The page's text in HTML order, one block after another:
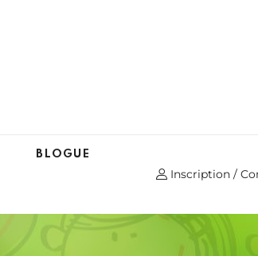
BLOGUE
Inscription /